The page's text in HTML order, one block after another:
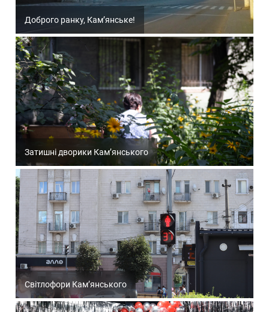
Доброго ранку, Кам’янське!
Затишні дворики Кам’янського
Світлофори Кам’янського